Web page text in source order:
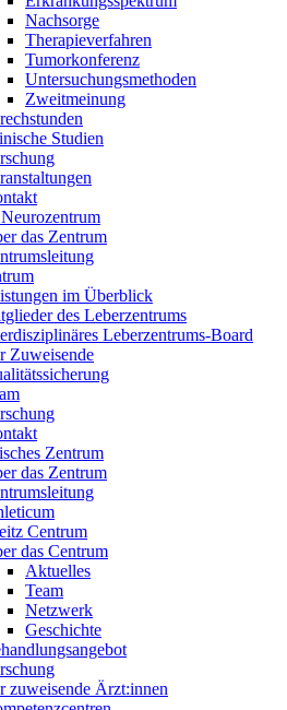
Nachsorge
Therapieverfahren
Tumorkonferenz
Untersuchungsmethoden
Zweitmeinung
Studien
das Zentrum
im Überblick
des Leberzentrums
Leberzentrums-Board
Zuweisende
Zentrum
das Zentrum
Centrum
das Centrum
Aktuelles
Team
Netzwerk
Geschichte
zuweisende Ärzt:innen